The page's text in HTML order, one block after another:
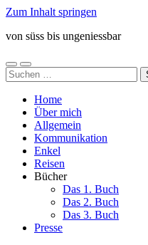
Zum Inhalt springen
von süss bis ungeniessbar
Mobile-
Menü
Suchfeld
ein-/ausblenden
Suchen
nach:
Home
Über mich
Allgemein
Kommunikation
Enkel
Reisen
Bücher
Das 1. Buch
Das 2. Buch
Das 3. Buch
Presse